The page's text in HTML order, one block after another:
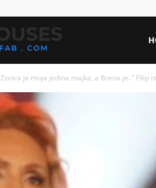
Zorica je moja jedina majka, a Brena je..” Filip